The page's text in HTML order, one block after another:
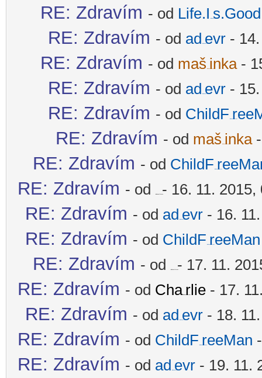
RE: Zdravím - od Life.I -diskusni-forum-s.Good
RE: Zdravím - od ad -diskusni-forum-evr -
RE: Zdravím - od maš -diskusni-forum-inka-
RE: Zdravím - od ad -diskusni-forum-evr -
RE: Zdravím - od ChildF -diskusni-forum-
RE: Zdravím - od maš -diskusni-forum-inka-
RE: Zdravím - od ChildF -diskusni-forum-
RE: Zdravím - od -diskusni-forum-- 16. 11. 2015,
RE: Zdravím - od ad -diskusni-forum-evr - 16.
RE: Zdravím - od ChildF -diskusni-forum-reeMan
RE: Zdravím - od -diskusni-forum-- 17. 11.
RE: Zdravím - od Cha-diskusni-forum-rlie - 17.
RE: Zdravím - od ad -diskusni-forum-evr - 18.
RE: Zdravím - od ChildF -diskusni-forum-reeMan
RE: Zdravím - od ad -diskusni-forum-evr - 19. 11.